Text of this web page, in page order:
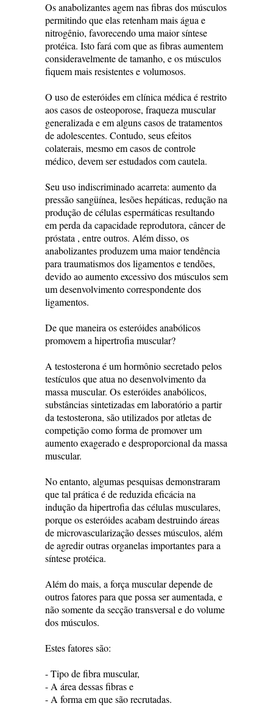
Os anabolizantes agem nas fibras dos músculos
permitindo que elas retenham mais água e
nitrogênio, favorecendo uma maior síntese
protéica. Isto fará com que as fibras aumentem
consideravelmente de tamanho, e os músculos
fiquem mais resistentes e volumosos.
O uso de esteróides em clínica médica é restrito
aos casos de osteoporose, fraqueza muscular
generalizada e em alguns casos de tratamentos
de adolescentes. Contudo, seus efeitos
colaterais, mesmo em casos de controle
médico, devem ser estudados com cautela.
Seu uso indiscriminado acarreta: aumento da
pressão sangüínea, lesões hepáticas, redução na
produção de células espermáticas resultando
em perda da capacidade reprodutora, câncer de
próstata , entre outros. Além disso, os
anabolizantes produzem uma maior tendência
para traumatismos dos ligamentos e tendões,
devido ao aumento excessivo dos músculos sem
um desenvolvimento correspondente dos
ligamentos.
De que maneira os esteróides anabólicos
promovem a hipertrofia muscular?
A testosterona é um hormônio secretado pelos
testículos que atua no desenvolvimento da
massa muscular. Os esteróides anabólicos,
substâncias sintetizadas em laboratório a partir
da testosterona, são utilizados por atletas de
competição como forma de promover um
aumento exagerado e desproporcional da massa
muscular.
No entanto, algumas pesquisas demonstraram
que tal prática é de reduzida eficácia na
indução da hipertrofia das células musculares,
porque os esteróides acabam destruindo áreas
de microvascularização desses músculos, além
de agredir outras organelas importantes para a
síntese protéica.
Além do mais, a força muscular depende de
outros fatores para que possa ser aumentada, e
não somente da secção transversal e do volume
dos músculos.
Estes fatores são:
- Tipo de fibra muscular,
- A área dessas fibras e
- A forma em que são recrutadas.